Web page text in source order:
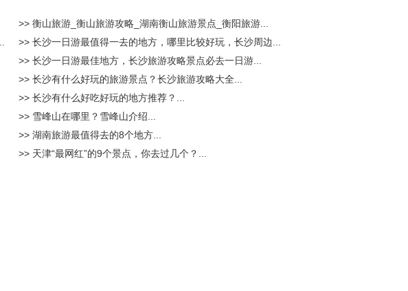
>> 衡山旅游_衡山旅游攻略_湖南衡山旅游景点_衡阳旅游...
>> 长沙一日游最值得一去的地方，哪里比较好玩，长沙周边...
>> 长沙一日游最佳地方，长沙旅游攻略景点必去一日游...
>> 长沙有什么好玩的旅游景点？长沙旅游攻略大全...
>> 长沙有什么好吃好玩的地方推荐？...
>> 雪峰山在哪里？雪峰山介绍...
>> 湖南旅游最值得去的8个地方...
>> 天津“最网红”的9个景点，你去过几个？...